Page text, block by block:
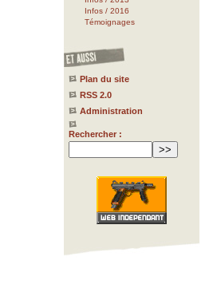
Infos / 2016
Témoignages
Plan du site
RSS 2.0
Administration
Rechercher :